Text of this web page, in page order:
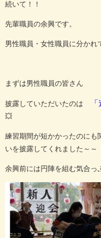
続いて！！
先輩職員の余興です。
男性職員・女性職員に分かれ
まずは男性職員の皆さん
披露していただいたのは
💥
練習期間が短かかったのにも
いを披露してくれました～～
余興前には円陣を組む気合っ